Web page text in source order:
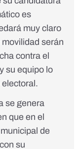
es
muy claro
serán
contra el
su equipo lo
se genera
que en el
de
su